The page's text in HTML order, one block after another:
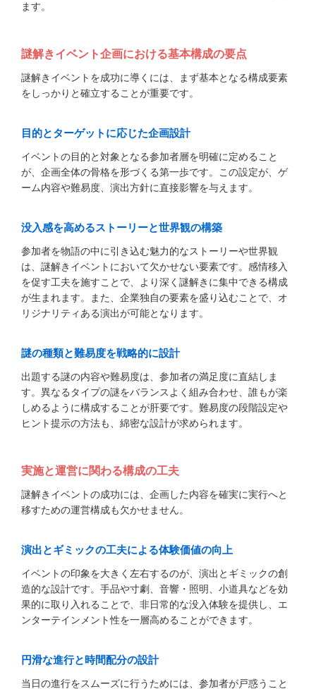
ます。
謎解きイベント企画における基本構成の要点
謎解きイベントを成功に導くには、まず基本となる構成要素
をしっかりと確立することが重要です。
目的とターゲットに応じた企画設計
イベントの目的と対象となる参加者層を明確に定めること
が、企画全体の骨格を形づくる第一歩です。この設定が、ゲ
ーム内容や難易度、演出方針に直接影響を与えます。
没入感を高めるストーリーと世界観の構築
参加者を物語の中に引き込む魅力的なストーリーや世界観
は、謎解きイベントにおいて欠かせない要素です。感情移入
を促す工夫を施すことで、より深く謎解きに集中できる構成
が生まれます。また、企業独自の要素を盛り込むことで、オ
リジナリティある演出が可能となります。
謎の種類と難易度を戦略的に設計
出題する謎の内容や難易度は、参加者の満足度に直結しま
す。異なるタイプの謎をバランスよく組み合わせ、誰もが楽
しめるように構成することが肝要です。難易度の段階設定や
ヒント提示の方法も、綿密な設計が求められます。
実施と運営に関わる構成の工夫
謎解きイベントの成功には、企画した内容を確実に実行へと
移すための運営構成も欠かせません。
演出とギミックの工夫による体験価値の向上
イベントの印象を大きく左右するのが、演出とギミックの創
造的な設計です。手品や寸劇、音響・照明、小道具などを効
果的に取り入れることで、非日常的な没入体験を提供し、エ
ンターテインメント性を一層高めることができます。
円滑な進行と時間配分の設計
当日の進行をスムーズに行うためには、参加者が戸惑うこと